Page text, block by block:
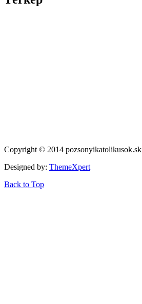
Copyright © 2014 pozsonyikatolikusok.sk
Designed by: ThemeXpert
Back to Top